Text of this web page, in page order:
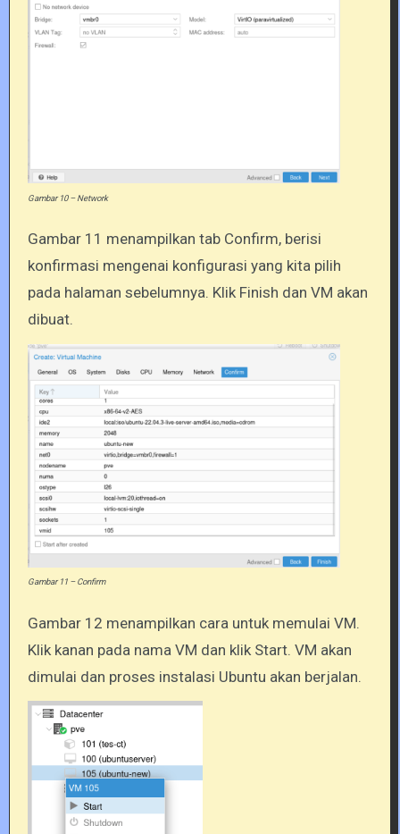
Gambar 10 – Network
Gambar 11 menampilkan tab Confirm, berisi
konfirmasi mengenai konfigurasi yang kita pilih
pada halaman sebelumnya. Klik Finish dan VM akan
dibuat.
Gambar 11 – Confirm
Gambar 12 menampilkan cara untuk memulai VM.
Klik kanan pada nama VM dan klik Start. VM akan
dimulai dan proses instalasi Ubuntu akan berjalan.